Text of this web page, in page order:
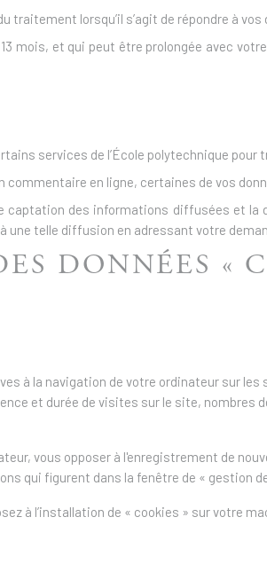
lorsqu’il s’agit de répondre à vos
mois, et qui peut être prolongée avec
services de l’École polytechnique
en ligne, certaines de vos
des informations diffusées et
telle diffusion en adressant votre
DONNÉES «
à la navigation de votre ordinateur sur
et durée de visites sur le site,
vous opposer à l'enregistrement de
qui figurent dans la fenêtre de « gestion
à l’installation de « cookies » sur votre